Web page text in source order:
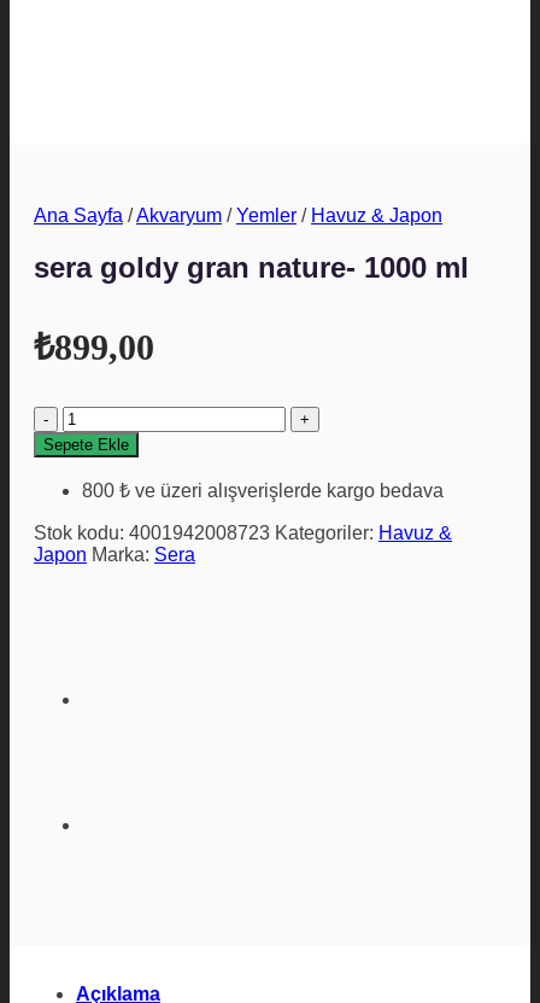
Ana Sayfa /Akvaryum / Yemler / Havuz & Japon
sera goldy gran nature- 1000 ml
₺899,00
sera
goldy
gran
nature-
1000
ml
adet
Sepete Ekle
800 ₺ ve üzeri alışverişlerde kargo bedava
Stok kodu: 4001942008723 Kategoriler: Havuz &
Japon Marka: Sera
Açıklama